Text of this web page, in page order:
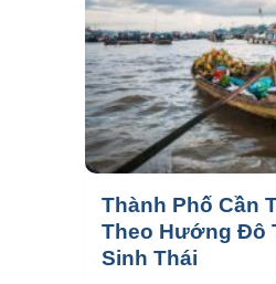
Thành Phố Cần
Theo Hướng Đô
Sinh Thái